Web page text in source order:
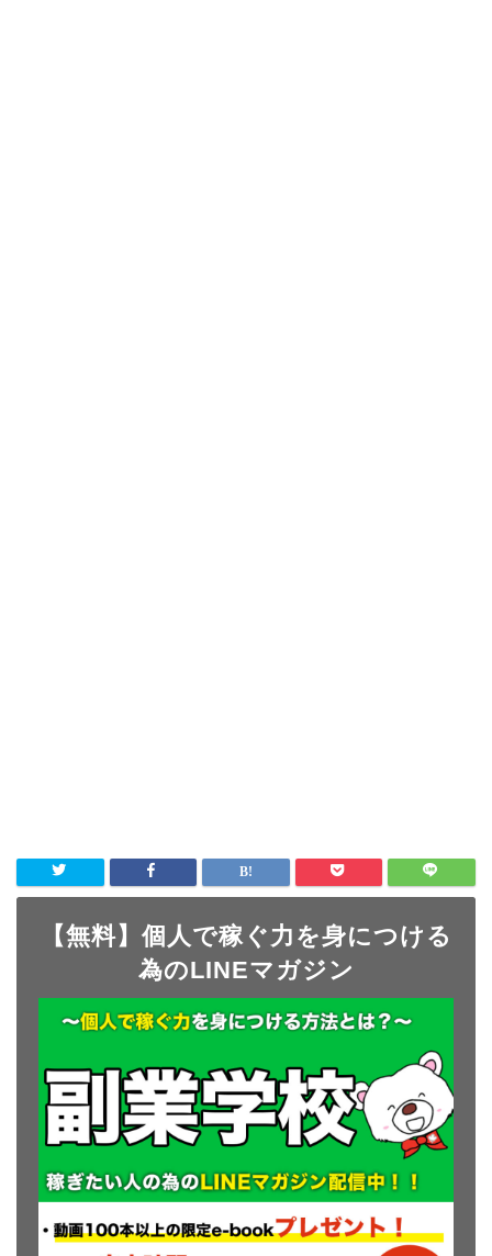
【無料】個人で稼ぐ力を身につける
為のLINEマガジン